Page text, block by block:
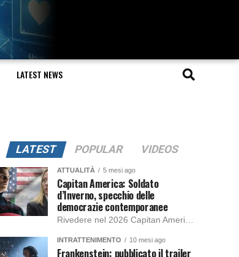
LATEST NEWS
LATEST POPULAR VIDEOS
ATTUALITÀ 5 mesi ago
Capitan America: Soldato
d’Inverno, specchio delle
democrazie contemporanee
INTRATTENIMENTO 10 mesi ago
Frankenstein: pubblicato il trailer